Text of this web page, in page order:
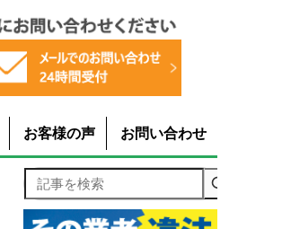
お客様の声 お問い合わせ
記事を検索